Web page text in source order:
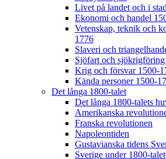
Livet på landet och i
Ekonomi och handel
Vetenskap, teknik och
1776
Slaveri och
Sjöfart och
Krig och försvar 1500-
Kända personer 1500-
Det långa 1800-talet
Det långa 1800-talets
Amerikanska
Franska revolutionen
Napoleontiden
Gustavianska tidens
Sverige under 1800-talet